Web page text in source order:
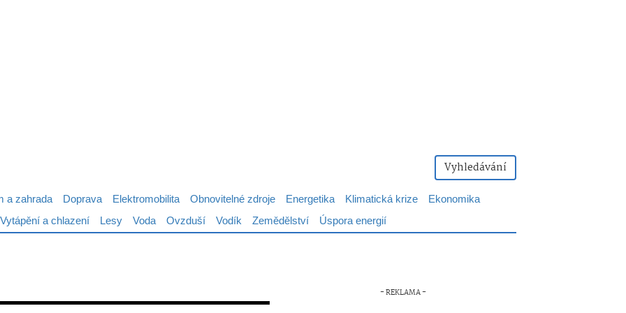
Vyhledávání
a zahrada Doprava Elektromobilita Obnovitelné zdroje Energetika Klimatická krize
Ekonomika
Vytápění a chlazení
Lesy Voda Ovzduší Vodík Zemědělství Úspora energií